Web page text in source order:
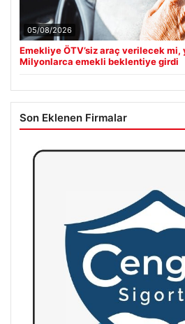
05/08/2026
Emekliye ÖTV’siz araç verilecek mi,
Milyonlarca emekli beklentiye girdi
Son Eklenen Firmalar